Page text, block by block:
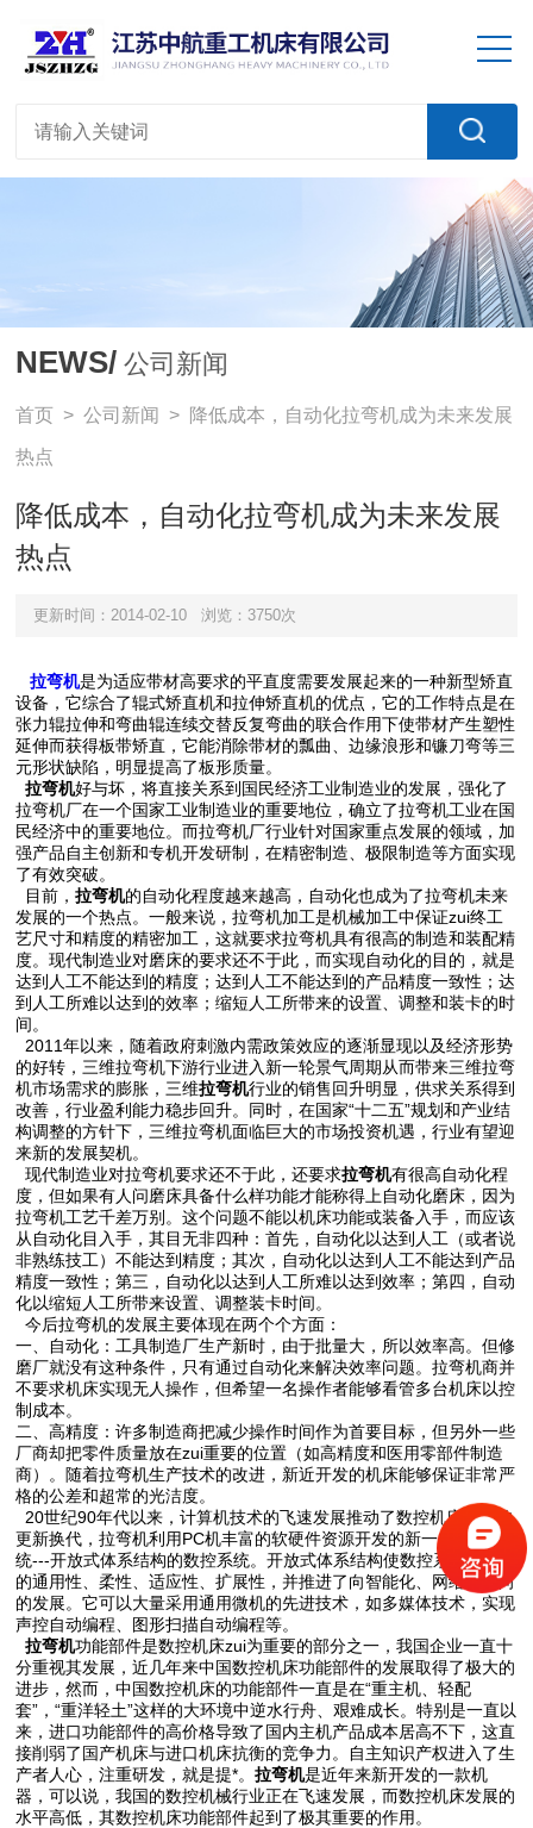
NEWS/ 公司新闻
首页 >公司新闻 > 降低成本，自动化拉弯机成为未来发展
热点
降低成本，自动化拉弯机成为未来发展
热点
更新时间：2014-02-10 浏览：3750次
拉弯机是为适应带材高要求的平直度需要发展起来的一种新型矫直
设备，它综合了辊式矫直机和拉伸矫直机的优点，它的工作特点是在
张力辊拉伸和弯曲辊连续交替反复弯曲的联合作用下使带材产生塑性
延伸而获得板带矫直，它能消除带材的瓢曲、边缘浪形和镰刀弯等三
元形状缺陷，明显提高了板形质量。
拉弯机好与坏，将直接关系到国民经济工业制造业的发展，强化了
拉弯机厂在一个国家工业制造业的重要地位，确立了拉弯机工业在国
民经济中的重要地位。而拉弯机厂行业针对国家重点发展的领域，加
强产品自主创新和专机开发研制，在精密制造、极限制造等方面实现
了有效突破。
目前，拉弯机的自动化程度越来越高，自动化也成为了拉弯机未来
发展的一个热点。一般来说，拉弯机加工是机械加工中保证zui终工
艺尺寸和精度的精密加工，这就要求拉弯机具有很高的制造和装配精
度。现代制造业对磨床的要求还不于此，而实现自动化的目的，就是
达到人工不能达到的精度；达到人工不能达到的产品精度一致性；达
到人工所难以达到的效率；缩短人工所带来的设置、调整和装卡的时
间。
2011年以来，随着政府刺激内需政策效应的逐渐显现以及经济形势
的好转，三维拉弯机下游行业进入新一轮景气周期从而带来三维拉弯
机市场需求的膨胀，三维拉弯机行业的销售回升明显，供求关系得到
改善，行业盈利能力稳步回升。同时，在国家“十二五”规划和产业结
构调整的方针下，三维拉弯机面临巨大的市场投资机遇，行业有望迎
来新的发展契机。
现代制造业对拉弯机要求还不于此，还要求拉弯机有很高自动化程
度，但如果有人问磨床具备什么样功能才能称得上自动化磨床，因为
拉弯机工艺千差万别。这个问题不能以机床功能或装备入手，而应该
从自动化目入手，其目无非四种：首先，自动化以达到人工（或者说
非熟练技工）不能达到精度；其次，自动化以达到人工不能达到产品
精度一致性；第三，自动化以达到人工所难以达到效率；第四，自动
化以缩短人工所带来设置、调整装卡时间。
今后拉弯机的发展主要体现在两个个方面：
一、自动化：工具制造厂生产新时，由于批量大，所以效率高。但修
磨厂就没有这种条件，只有通过自动化来解决效率问题。拉弯机商并
不要求机床实现无人操作，但希望一名操作者能够看管多台机床以控
制成本。
二、高精度：许多制造商把减少操作时间作为首要目标，但另外一些
厂商却把零件质量放在zui重要的位置（如高精度和医用零部件制造
商）。随着拉弯机生产技术的改进，新近开发的机床能够保证非常严
格的公差和超常的光洁度。
20世纪90年代以来，计算机技术的飞速发展推动了数控机床技术的
更新换代，拉弯机利用PC机丰富的软硬件资源开发的新一代数控系
统---开放式体系结构的数控系统。开放式体系结构使数控系统有更好
的通用性、柔性、适应性、扩展性，并推进了向智能化、网络化方向
的发展。它可以大量采用通用微机的先进技术，如多媒体技术，实现
声控自动编程、图形扫描自动编程等。
拉弯机功能部件是数控机床zui为重要的部分之一，我国企业一直十
分重视其发展，近几年来中国数控机床功能部件的发展取得了极大的
进步，然而，中国数控机床的功能部件一直是在“重主机、轻配
套”，“重洋轻土”这样的大环境中逆水行舟、艰难成长。特别是一直以
来，进口功能部件的高价格导致了国内主机产品成本居高不下，这直
接削弱了国产机床与进口机床抗衡的竞争力。自主知识产权进入了生
产者人心，注重研发，就是提*。拉弯机是近年来新开发的一款机
器，可以说，我国的数控机械行业正在飞速发展，而数控机床发展的
水平高低，其数控机床功能部件起到了极其重要的作用。